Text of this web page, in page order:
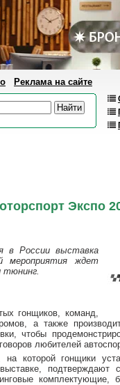
Реклама на сайте
Экспо
в России выставка
мероприятия ждет
тюнинг.
гонщиков, команд,
а также
чтобы
любителей
на которой гонщики
подтверждают
комплектующие,